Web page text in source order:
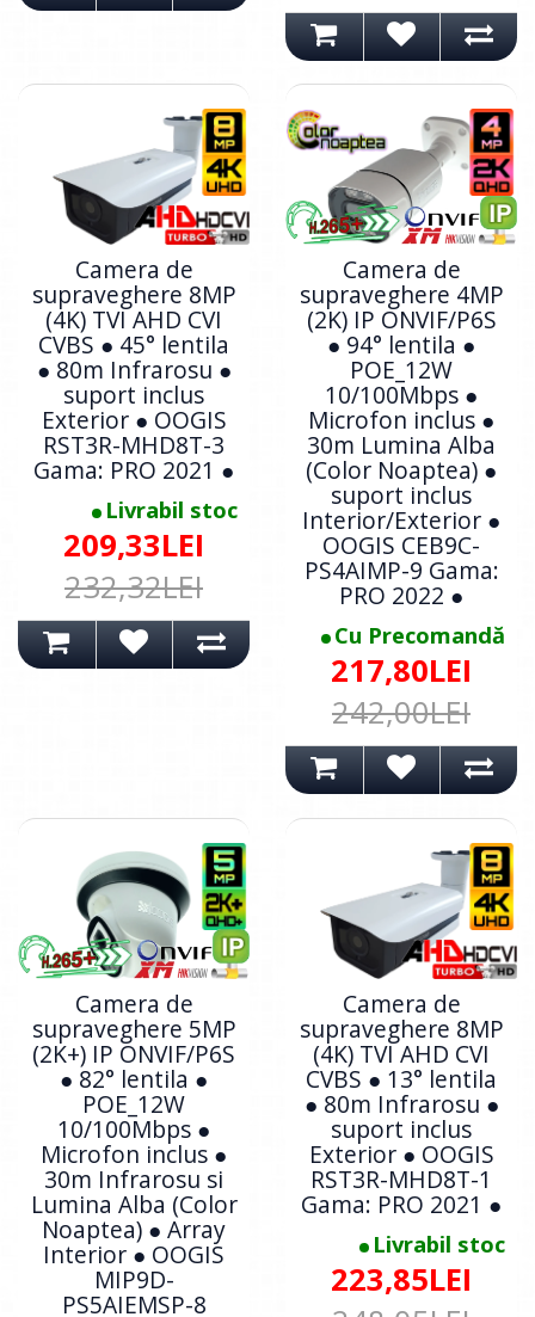
Camera de
supraveghere 8MP
(4K) TVI AHD CVI
CVBS ● 45° lentila
● 80m Infrarosu ●
suport inclus
Exterior ● OOGIS
RST3R-MHD8T-3
Gama: PRO 2021 ●
Livrabil stoc
209,33LEI
232,32LEI
Camera de
supraveghere 4MP
(2K) IP ONVIF/P6S
● 94° lentila ●
POE_12W
10/100Mbps ●
Microfon inclus ●
30m Lumina Alba
(Color Noaptea) ●
suport inclus
Interior/Exterior ●
OOGIS CEB9C-
PS4AIMP-9 Gama:
PRO 2022 ●
Cu Precomandă
217,80LEI
242,00LEI
Camera de
supraveghere 5MP
(2K+) IP ONVIF/P6S
● 82° lentila ●
POE_12W
10/100Mbps ●
Microfon inclus ●
30m Infrarosu si
Lumina Alba (Color
Noaptea) ● Array
Interior ● OOGIS
MIP9D-
PS5AIEMSP-8
Camera de
supraveghere 8MP
(4K) TVI AHD CVI
CVBS ● 13° lentila
● 80m Infrarosu ●
suport inclus
Exterior ● OOGIS
RST3R-MHD8T-1
Gama: PRO 2021 ●
Livrabil stoc
223,85LEI